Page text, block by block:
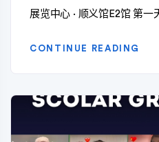
展览中心 · 顺义馆E2馆 第一
CONTINUE READING